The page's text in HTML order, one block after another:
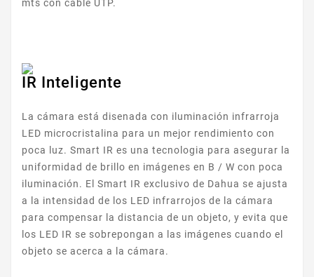
mts con cable UTP.
IR Inteligente
La cámara está disenada con iluminación infrarroja
LED microcristalina para un mejor rendimiento con
poca luz. Smart IR es una tecnologia para asegurar la
uniformidad de brillo en imágenes en B / W con poca
iluminación. El Smart IR exclusivo de Dahua se ajusta
a la intensidad de los LED infrarrojos de la cámara
para compensar la distancia de un objeto, y evita que
los LED IR se sobrepongan a las imágenes cuando el
objeto se acerca a la cámara.